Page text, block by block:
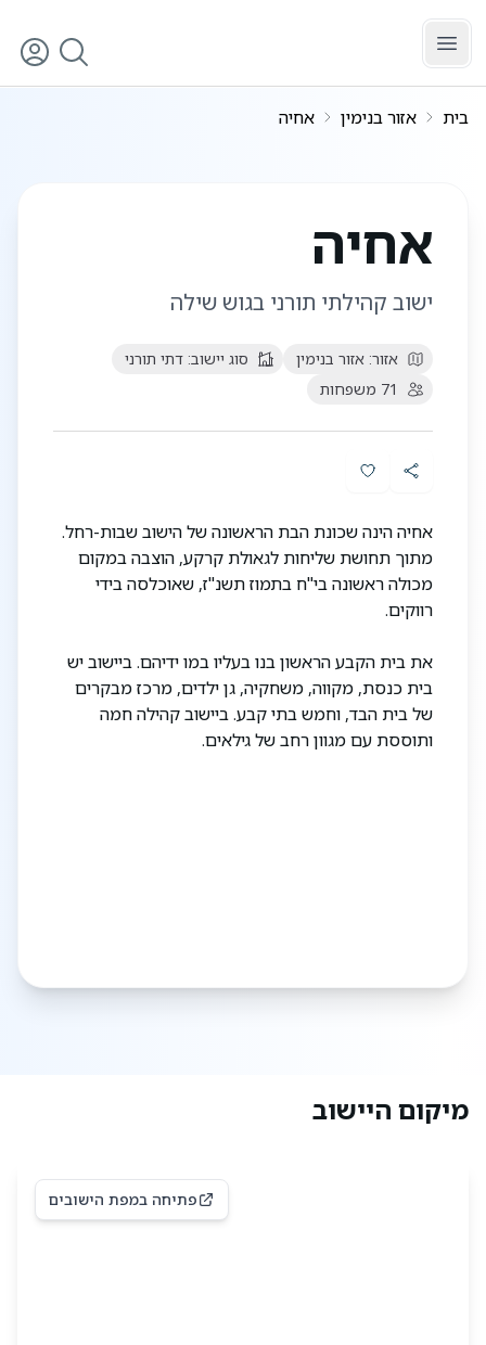
בית אזור בנימין אחיה
אחיה
ישוב קהילתי תורני בגוש שילה
אזור: אזור בנימין סוג יישוב: דתי תורני
71 משפחות
אחיה הינה שכונת הבת הראשונה של הישוב שבות-רחל.
מתוך תחושת שליחות לגאולת קרקע, הוצבה במקום
מכולה ראשונה בי"ח בתמוז תשנ"ז, שאוכלסה בידי
רווקים.
את בית הקבע הראשון בנו בעליו במו ידיהם. ביישוב יש
בית כנסת, מקווה, משחקיה, גן ילדים, מרכז מבקרים
של בית הבד, וחמש בתי קבע. ביישוב קהילה חמה
ותוססת עם מגוון רחב של גילאים.
מיקום היישוב
פתיחה במפת הישובים